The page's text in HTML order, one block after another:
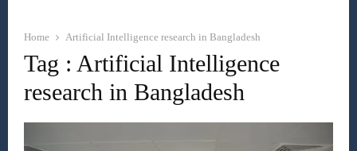
Home Artificial Intelligence research in Bangladesh
Tag : Artificial Intelligence
research in Bangladesh